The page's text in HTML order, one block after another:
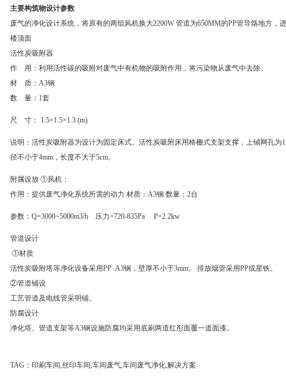
主要构筑物设计参数
废气的净化设计系统，将原有的两组风机换大2200W 管道为650MM的PP管导臵地方，
楼顶面
活性炭吸附器
作 用：利用活性碳的吸附对废气中有机物的吸附作用，将污染物从废气中去除。
材 质：A3钢
数 量：1套
尺 寸： 1.5×1.5×1.3 (m)
说明：活性炭吸附器为设计为固定床式。活性炭吸附床用格栅式支架支撑，上铺网孔为
径不小于4mm，长度不大于5cm。
附属设放 ①风机：
作用：提供废气净化系统所需的动力 材质：A3钢 数量：2台
参数：Q=3000~5000m3/h 压力=720-835Pa P=2.2kw
管道设计
①材质
活性炭吸附塔等净化设备采用PP A3钢，壁厚不小于3mm。 排放烟管采用PP或星铁。
②管道铺设
工艺管道及电线管采明铺。
防腐设计
净化塔、管道支架等A3钢设施防腐均采用底刷两道红彤面覆一道面漆。
TAG：印刷车间,丝印车间,车间废气,车间废气净化,解决方案